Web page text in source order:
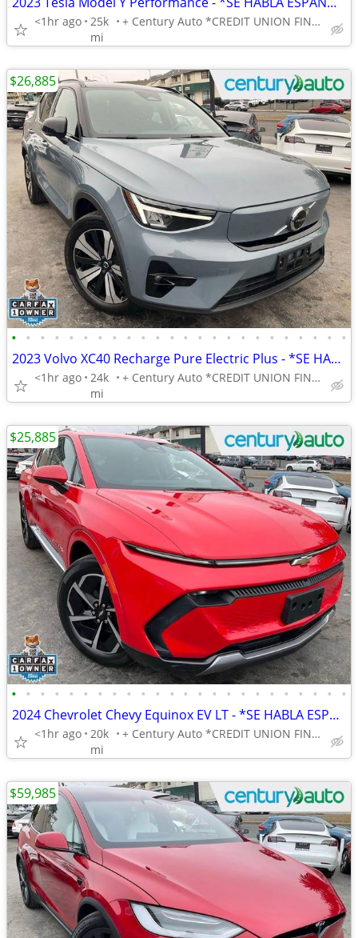
<1hr ago 25k
mi
+ Century Auto *CREDIT UNION FINANCING AVAILABLE!*
• • • • • • • • • • • • • • • • • • • • • • • •
2023 Volvo XC40 Recharge Pure Electric Plus - *SE HABLA ESPANOL* BAD CREDIT OK!
<1hr ago 24k
mi
+ Century Auto *CREDIT UNION FINANCING AVAILABLE!*
$26,885
• • • • • • • • • • • • • • • • • • • • • • • •
2024 Chevrolet Chevy Equinox EV LT - *SE HABLA ESPANOL* BAD CREDIT OK!
<1hr ago 20k
mi
+ Century Auto *CREDIT UNION FINANCING AVAILABLE!*
$25,885
$59,985